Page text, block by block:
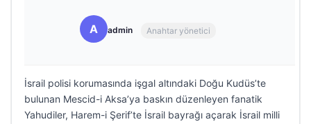
A admin Anahtar yönetici
İsrail polisi korumasında işgal altındaki Doğu Kudüs’te
bulunan Mescid-i Aksa’ya baskın düzenleyen fanatik
Yahudiler, Harem-i Şerif’te İsrail bayrağı açarak İsrail milli